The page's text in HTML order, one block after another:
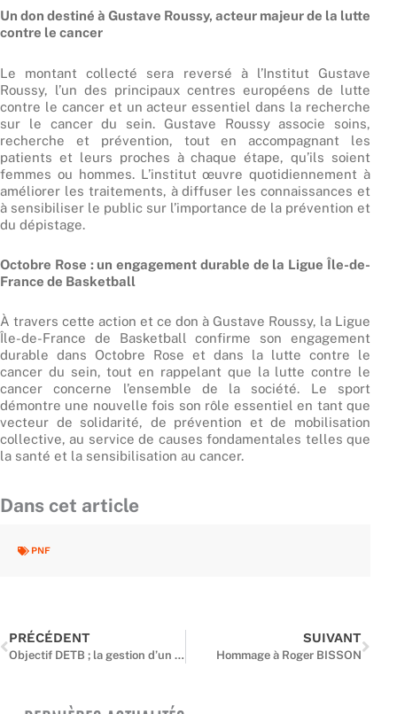
Un don destiné à Gustave Roussy, acteur majeur de la lutte
contre le cancer
Le montant collecté sera reversé à l’Institut Gustave
Roussy, l’un des principaux centres européens de lutte
contre le cancer et un acteur essentiel dans la recherche
sur le cancer du sein. Gustave Roussy associe soins,
recherche et prévention, tout en accompagnant les
patients et leurs proches à chaque étape, qu’ils soient
femmes ou hommes. L’institut œuvre quotidiennement à
améliorer les traitements, à diffuser les connaissances et
à sensibiliser le public sur l’importance de la prévention et
du dépistage.
Octobre Rose : un engagement durable de la Ligue Île-de-
France de Basketball
À travers cette action et ce don à Gustave Roussy, la Ligue
Île-de-France de Basketball confirme son engagement
durable dans Octobre Rose et dans la lutte contre le
cancer du sein, tout en rappelant que la lutte contre le
cancer concerne l’ensemble de la société. Le sport
démontre une nouvelle fois son rôle essentiel en tant que
vecteur de solidarité, de prévention et de mobilisation
collective, au service de causes fondamentales telles que
la santé et la sensibilisation au cancer.
Dans cet article
PNF
PRÉCÉDENT
Objectif DETB ; la gestion d’un groupe
SUIVANT
Hommage à Roger BISSON